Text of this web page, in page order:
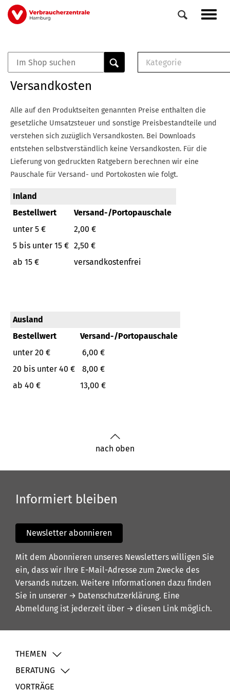
Direkt
zum
Veranstaltungen
0
Kategorie
E-Broschüre
Checklisten (PDF)
Broschüre
Buch
Versandkosten
Alle auf den Produktseiten genannten Preise enthalten die
gesetzliche Umsatzsteuer und sonstige Preisbestandteile und
verstehen sich zuzüglich Versandkosten. Bei Downloads
entstehen selbstverständlich keine Versandkosten. Für die
Lieferung von gedruckten Ratgebern berechnen wir eine
Pauschale für Versand- und Portokosten wie folgt.
Inland
Bestellwert
Versand-/Portopauschale
unter 5 €
2,00 €
5 bis unter 15 € 2,50 €
ab 15 €
versandkostenfrei
Ausland
Bestellwert
Versand-/Portopauschale
unter 20 €
6,00 €
20 bis unter 40 €
8,00 €
ab 40 €
13,00 €
nach oben
Informiert bleiben
Newsletter abonnieren
Mit dem Abonnieren unseres Newsletters willigen Sie
ein, dass wir Ihre E-Mail-Adresse zum Zwecke des
Versands nutzen. Weitere Informationen dazu finden
Sie in unserer → Datenschutzerklärung. Eine
Abmeldung ist jederzeit über → diesen Link möglich.
THEMEN
BERATUNG
VORTRÄGE